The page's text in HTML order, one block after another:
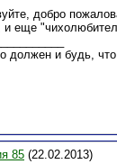
добро
и еще
должен и будь,
85 (22.02.2013)